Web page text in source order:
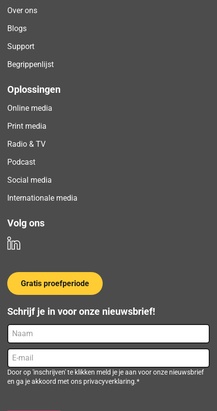
Over ons
Blogs
Support
Begrippenlijst
Oplossingen
Online media
Print media
Radio & TV
Podcast
Social media
Internationale media
Volg ons
Gratis proefperiode
Schrijf je in voor onze nieuwsbrief!
Naam
E-
mail(Vereist)
Door op 'inschrijven' te klikken meld je je aan voor onze nieuwsbrief
en ga je akkoord met ons privacyverklaring.*